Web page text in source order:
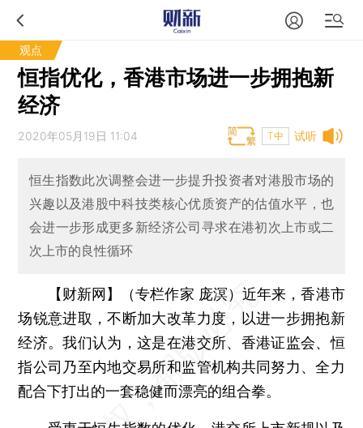
观点
恒指优化，香港市场进一步拥抱新
经济
试听
2020年05月19日 11:04 T中
恒生指数此次调整会进一步提升投资者对港股市场的
兴趣以及港股中科技类核心优质资产的估值水平，也
会进一步形成更多新经济公司寻求在港初次上市或二
次上市的良性循环
【财新网】（专栏作家 庞溟）近年来，香港市
场锐意进取，不断加大改革力度，以进一步拥抱新
经济。我们认为，这是在港交所、香港证监会、恒
指公司乃至内地交易所和监管机构共同努力、全力
配合下打出的一套稳健而漂亮的组合拳。